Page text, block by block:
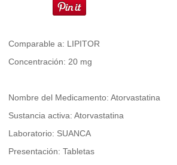
Comparable a: LIPITOR
Concentración: 20 mg
Nombre del Medicamento: Atorvastatina
Sustancia activa: Atorvastatina
Laboratorio: SUANCA
Presentación: Tabletas